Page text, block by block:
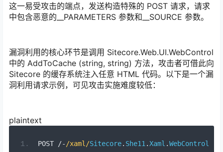
这一易受攻击的端点，发送构造特殊的 POST 请求，请求
中包含恶意的__PARAMETERS 参数和__SOURCE 参数。
漏洞利用的核心环节是调用 Sitecore.Web.UI.WebControl
中的 AddToCache (string, string) 方法，攻击者可借此向
Sitecore 的缓存系统注入任意 HTML 代码。以下是一个漏
洞利用请求示例，可见攻击实施难度较低：
plaintext
POST /- /xaml/Sitecore. She11 . Xaml .WebControl